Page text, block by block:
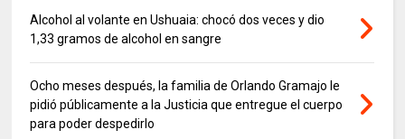
Alcohol al volante en Ushuaia: chocó dos veces y dio
1,33 gramos de alcohol en sangre
Ocho meses después, la familia de Orlando Gramajo le
pidió públicamente a la Justicia que entregue el cuerpo
para poder despedirlo